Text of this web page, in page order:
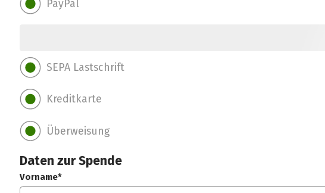
PayPal
SEPA Lastschrift
Kreditkarte
Überweisung
Daten zur Spende
Vorname*